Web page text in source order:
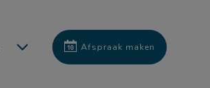
Afspraak maken